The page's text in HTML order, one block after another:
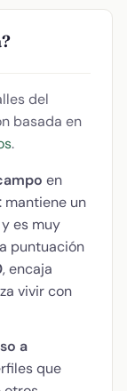
del
basada en
.
en
: mantiene un
es muy
puntuación
, encaja
vivir con
a
que